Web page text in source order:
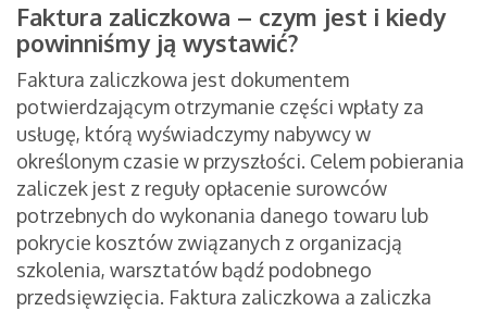
Faktura zaliczkowa – czym jest i kiedy
powinniśmy ją wystawić?
Faktura zaliczkowa jest dokumentem
potwierdzającym otrzymanie części wpłaty za
usługę, którą wyświadczymy nabywcy w
określonym czasie w przyszłości. Celem pobierania
zaliczek jest z reguły opłacenie surowców
potrzebnych do wykonania danego towaru lub
pokrycie kosztów związanych z organizacją
szkolenia, warsztatów bądź podobnego
przedsięwzięcia. Faktura zaliczkowa a zaliczka